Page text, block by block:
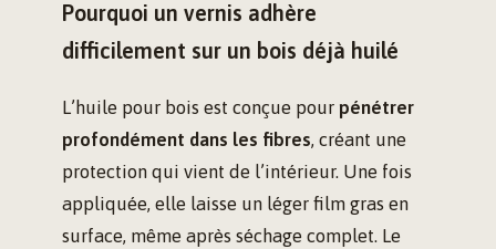
Pourquoi un vernis adhère
difficilement sur un bois déjà huilé
L’huile pour bois est conçue pour pénétrer
profondément dans les fibres, créant une
protection qui vient de l’intérieur. Une fois
appliquée, elle laisse un léger film gras en
surface, même après séchage complet. Le